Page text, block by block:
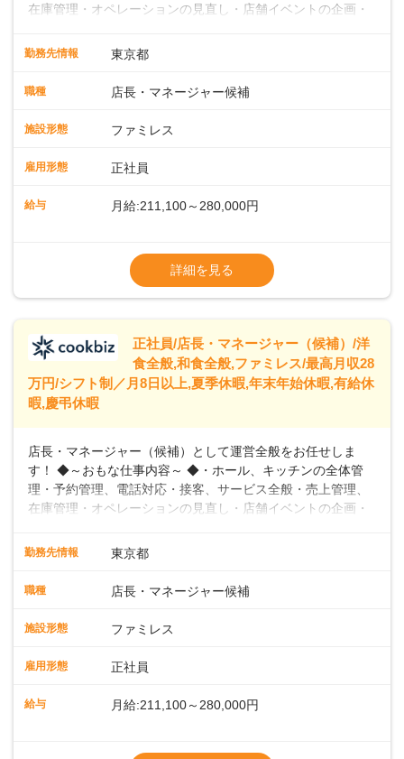
在庫管理・オペレーションの見直し・店舗イベントの企画・
入社後はスキルに合わせた業務からお任せしますので、徐々
向上を目指すDX推進～ ◆すかいらーくのレストランでは、
スタッフの働きやすさをサポートしています。配膳ロボット
や歩行数が約40%も削減されました！また、配膳ロボットに
なDX（デジタルトランスフォーメーション）の取り組みを進
います。私たちは、多様な働き方を提供し、ライフステージ
に合わせた柔軟な勤務時間や働きやすい環境を整えていま
います。
勤務先情報 東京都
職種 店長・マネージャー候補
施設形態 ファミレス
雇用形態 正社員
給与 月給:211,100～280,000円
※残業代全額支給
※経験に応じて応相談①ナショナル社員：月
給245,800円～②エリア社員 ：月給
詳細を見る
正社員/店長・マネージャー（候補）/洋
食全般,和食全般,ファミレス/最高月収28
万円/シフト制／月8日以上,夏季休暇,年末年始休暇,有給休
暇,慶弔休暇
店長・マネージャー（候補）として運営全般をお任せしま
す！ ◆～おもな仕事内容～ ◆・ホール、キッチンの全体管
理・予約管理、電話対応・接客、サービス全般・売上管理、
在庫管理・オペレーションの見直し・店舗イベントの企画・
入社後はスキルに合わせた業務からお任せしますので、徐々
向上を目指すDX推進～ ◆すかいらーくのレストランでは、
スタッフの働きやすさをサポートしています。配膳ロボット
や歩行数が約40%も削減されました！また、配膳ロボットに
なDX（デジタルトランスフォーメーション）の取り組みを進
います。私たちは、多様な働き方を提供し、ライフステージ
勤務先情報 東京都
職種 店長・マネージャー候補
施設形態 ファミレス
雇用形態 正社員
給与 月給:211,100～280,000円